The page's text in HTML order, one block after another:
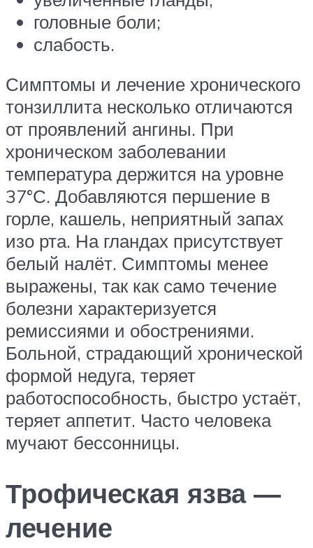
головные боли;
слабость.
Симптомы и лечение хронического
тонзиллита несколько отличаются
от проявлений ангины. При
хроническом заболевании
температура держится на уровне
37°С. Добавляются першение в
горле, кашель, неприятный запах
изо рта. На гландах присутствует
белый налёт. Симптомы менее
выражены, так как само течение
болезни характеризуется
ремиссиями и обострениями.
Больной, страдающий хронической
формой недуга, теряет
работоспособность, быстро устаёт,
теряет аппетит. Часто человека
мучают бессонницы.
Трофическая язва —
лечение